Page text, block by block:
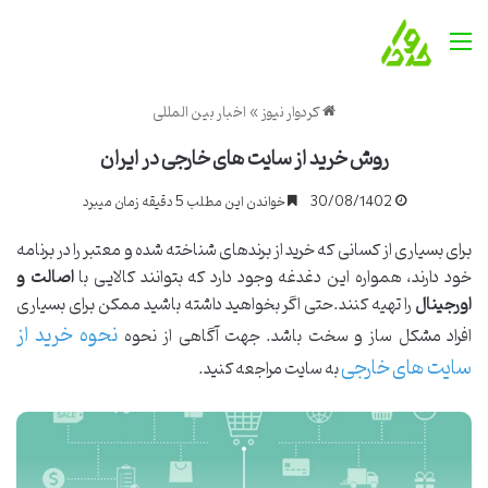
منو
کردوار نیوز»اخبار بین المللی
روش خرید از سایت های خارجی در ایران
30/08/1402 خواندن این مطلب 5 دقیقه زمان میبرد
برای بسیاری از کسانی که خرید از برندهای شناخته شده و معتبر را در برنامه
خود دارند، همواره این دغدغه وجود دارد که بتوانند کالایی بااصالت و
اورجینالرا تهیه کنند.حتی اگر بخواهید داشته باشید ممکن برای بسیاری
افراد مشکل ساز و سخت باشد. جهت آگاهی از نحوه نحوه خرید از
سایت های خارجیبه سایت مراجعه کنید.